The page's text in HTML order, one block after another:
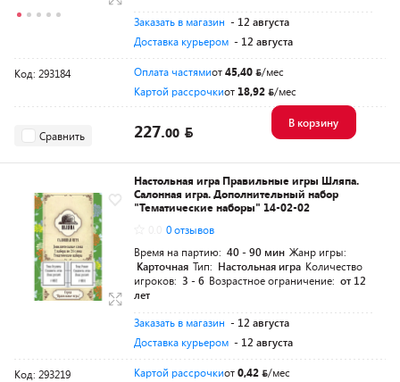
Заказать в магазин - 12 августа
Доставка курьером - 12 августа
Код: 293184 Оплата частямиот45,40
/мес
Картой рассрочкиот 18,92 /мес
Сравнить 227.00
В корзину
Настольная игра Правильные игры Шляпа.
Салонная игра. Дополнительный набор
"Тематические наборы" 14-02-02
0 отзывов
Время на партию: 40 - 90 мин Жанр игры:
Карточная Тип: Настольная игра Количество
игроков: 3 - 6 Возрастное ограничение: от 12
лет
Заказать в магазин - 12 августа
Доставка курьером - 12 августа
Код: 293219 Картой рассрочкиот0,42 /мес